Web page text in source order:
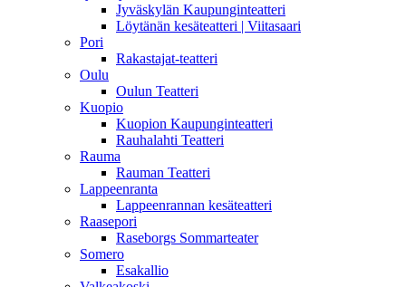
Jyväskylän Kaupunginteatteri
Löytänän kesäteatteri | Viitasaari
Pori
Rakastajat-teatteri
Oulu
Oulun Teatteri
Kuopio
Kuopion Kaupunginteatteri
Rauhalahti Teatteri
Rauma
Rauman Teatteri
Lappeenranta
Lappeenrannan kesäteatteri
Raasepori
Raseborgs Sommarteater
Somero
Esakallio